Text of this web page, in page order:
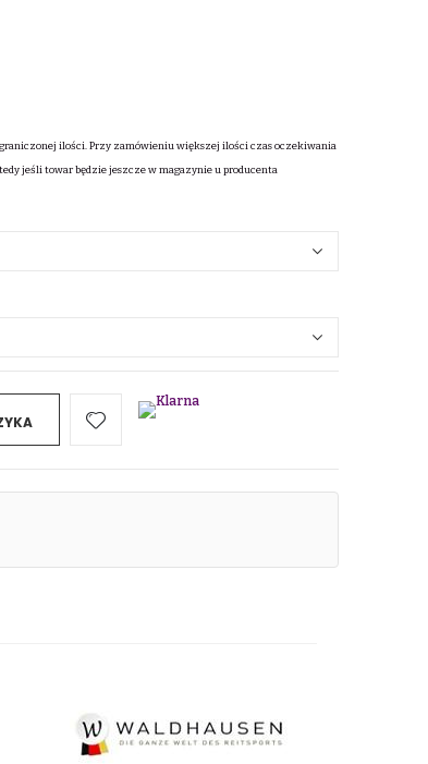
ilości. Przy zamówieniu większej ilości czas oczekiwania
jeśli towar będzie jeszcze w magazynie u producenta